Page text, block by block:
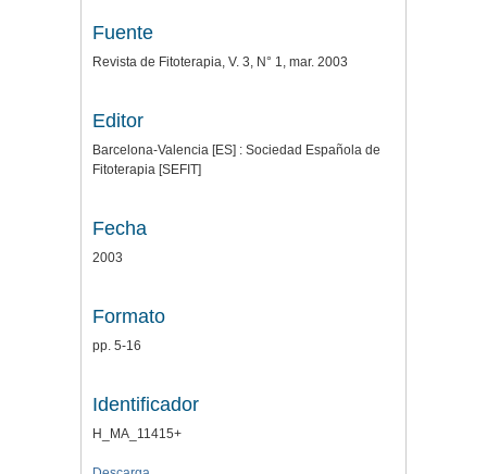
Fuente
Revista de Fitoterapia, V. 3, N° 1, mar. 2003
Editor
Barcelona-Valencia [ES] : Sociedad Española de
Fitoterapia [SEFIT]
Fecha
2003
Formato
pp. 5-16
Identificador
H_MA_11415+